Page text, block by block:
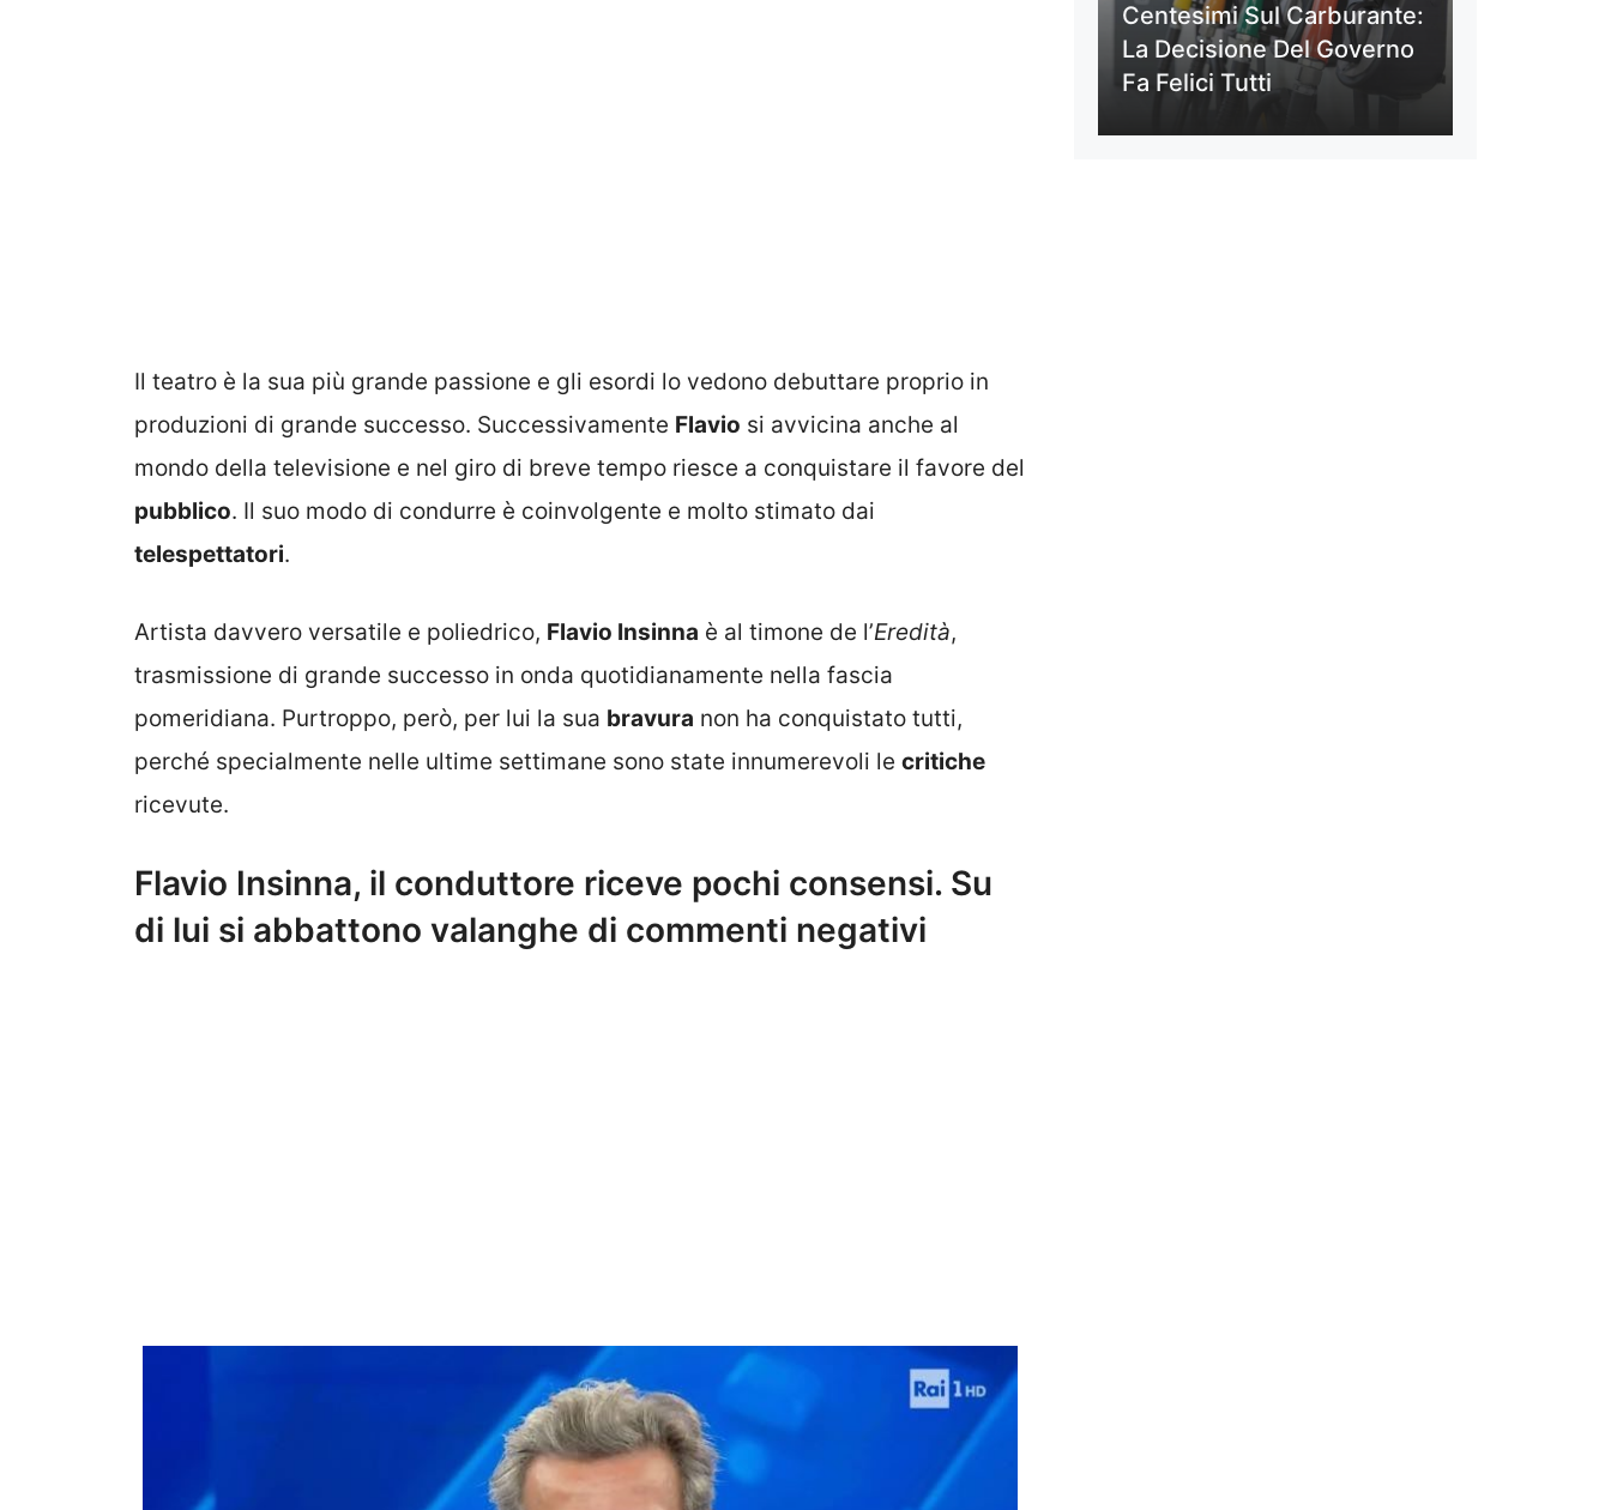
Il teatro è la sua più grande passione e gli esordi lo vedono debuttare proprio in
produzioni di grande successo. Successivamente Flavio si avvicina anche al
mondo della televisione e nel giro di breve tempo riesce a conquistare il favore del
pubblico. Il suo modo di condurre è coinvolgente e molto stimato dai
telespettatori.
Artista davvero versatile e poliedrico, Flavio Insinna è al timone de l’Eredità,
trasmissione di grande successo in onda quotidianamente nella fascia
pomeridiana. Purtroppo, però, per lui la sua bravura non ha conquistato tutti,
perché specialmente nelle ultime settimane sono state innumerevoli le critiche
ricevute.
Flavio Insinna, il conduttore riceve pochi consensi. Su
di lui si abbattono valanghe di commenti negativi
Centesimi Sul Carburante:
La Decisione Del Governo
Fa Felici Tutti